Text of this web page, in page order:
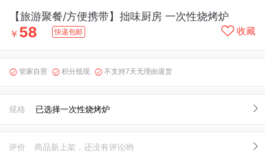
【旅游聚餐/方便携带】拙味厨房 一次性烧烤炉
￥ 58 快递包邮 收藏
 管家自营  积分抵现  不支持7天无理由退货
规格 已选择一次性烧烤炉
评价 商品新上架，还没有评论哟